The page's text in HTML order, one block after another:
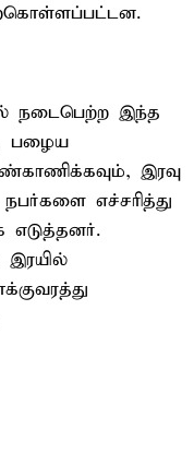
நடைபெற்ற இந்த
பழைய
இரவு
எச்சரித்து
எடுத்தனர்.
இரயில்